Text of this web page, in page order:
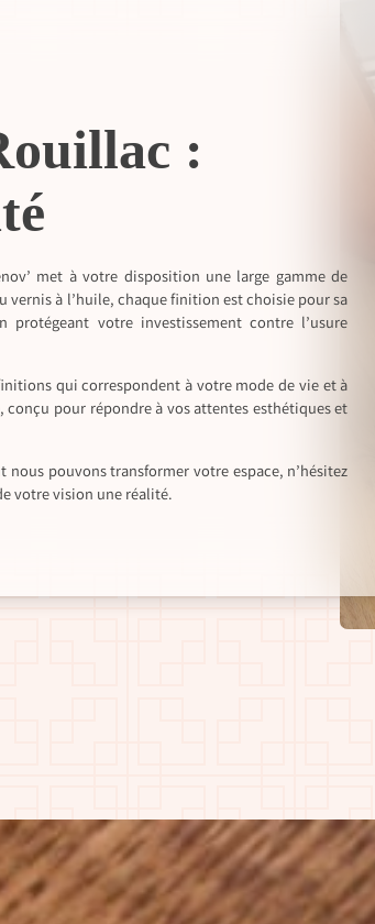
:
met à votre disposition une large gamme de
à l’huile, chaque finition est choisie pour sa
votre investissement contre l’usure
qui correspondent à votre mode de vie et à
conçu pour répondre à vos attentes esthétiques et
pouvons transformer votre espace, n’hésitez
votre vision une réalité.